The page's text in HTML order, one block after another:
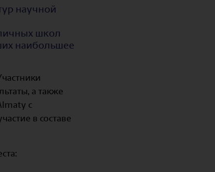
научной
школ
наибольшее
а также
с
в составе